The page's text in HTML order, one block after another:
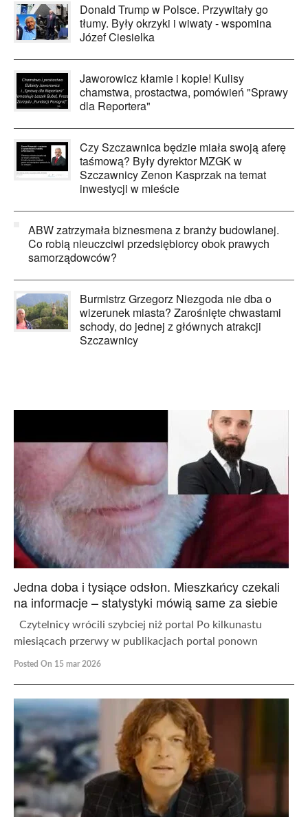
Donald Trump w Polsce. Przywitały go
tłumy. Były okrzyki i wiwaty - wspomina
Józef Ciesielka
Jaworowicz kłamie i kopie! Kulisy
chamstwa, prostactwa, pomówień "Sprawy
dla Reportera"
Czy Szczawnica będzie miała swoją aferę
taśmową? Były dyrektor MZGK w
Szczawnicy Zenon Kasprzak na temat
inwestycji w mieście
ABW zatrzymała biznesmena z branży budowlanej.
Co robią nieuczciwi przedsiębiorcy obok prawych
samorządowców?
Burmistrz Grzegorz Niezgoda nie dba o
wizerunek miasta? Zarośnięte chwastami
schody, do jednej z głównych atrakcji
Szczawnicy
Jedna doba i tysiące odsłon. Mieszkańcy czekali
na informacje – statystyki mówią same za siebie
Czytelnicy wrócili szybciej niż portal Po kilkunastu
miesiącach przerwy w publikacjach portal ponown
Posted On 15 mar 2026